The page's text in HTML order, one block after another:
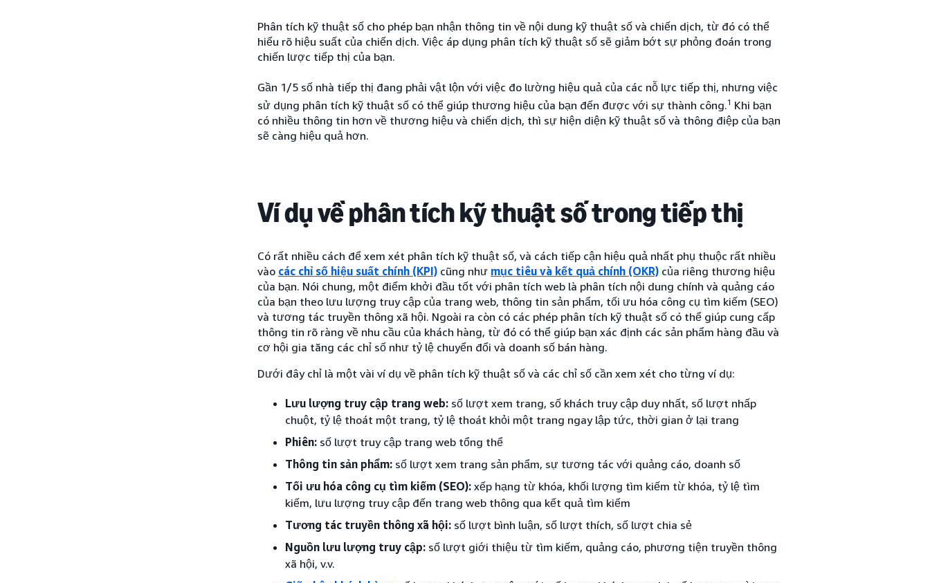
Phân tích kỹ thuật số cho phép bạn nhận thông tin về nội dung kỹ thuật số và chiến dịch, từ đó có thể
hiểu rõ hiệu suất của chiến dịch. Việc áp dụng phân tích kỹ thuật số sẽ giảm bớt sự phỏng đoán trong
chiến lược tiếp thị của bạn.
Gần 1/5 số nhà tiếp thị đang phải vật lộn với việc đo lường hiệu quả của các nỗ lực tiếp thị, nhưng việc
sử dụng phân tích kỹ thuật số có thể giúp thương hiệu của bạn đến được với sự thành công.1 Khi bạn
có nhiều thông tin hơn về thương hiệu và chiến dịch, thì sự hiện diện kỹ thuật số và thông điệp của bạn
sẽ càng hiệu quả hơn.
Ví dụ về phân tích kỹ thuật số trong tiếp thị
Có rất nhiều cách để xem xét phân tích kỹ thuật số, và cách tiếp cận hiệu quả nhất phụ thuộc rất nhiều
vào các chỉ số hiệu suất chính (KPI) cũng như mục tiêu và kết quả chính (OKR) của riêng thương hiệu
của bạn. Nói chung, một điểm khởi đầu tốt với phân tích web là phân tích nội dung chính và quảng cáo
của bạn theo lưu lượng truy cập của trang web, thông tin sản phẩm, tối ưu hóa công cụ tìm kiếm (SEO)
và tương tác truyền thông xã hội. Ngoài ra còn có các phép phân tích kỹ thuật số có thể giúp cung cấp
thông tin rõ ràng về nhu cầu của khách hàng, từ đó có thể giúp bạn xác định các sản phẩm hàng đầu và
cơ hội gia tăng các chỉ số như tỷ lệ chuyển đổi và doanh số bán hàng.
Dưới đây chỉ là một vài ví dụ về phân tích kỹ thuật số và các chỉ số cần xem xét cho từng ví dụ:
Lưu lượng truy cập trang web: số lượt xem trang, số khách truy cập duy nhất, số lượt nhấp
chuột, tỷ lệ thoát một trang, tỷ lệ thoát khỏi một trang ngay lập tức, thời gian ở lại trang
Phiên: số lượt truy cập trang web tổng thể
Thông tin sản phẩm: số lượt xem trang sản phẩm, sự tương tác với quảng cáo, doanh số
Tối ưu hóa công cụ tìm kiếm (SEO): xếp hạng từ khóa, khối lượng tìm kiếm từ khóa, tỷ lệ tìm
kiếm, lưu lượng truy cập đến trang web thông qua kết quả tìm kiếm
Tương tác truyền thông xã hội: số lượt bình luận, số lượt thích, số lượt chia sẻ
Nguồn lưu lượng truy cập: số lượt giới thiệu từ tìm kiếm, quảng cáo, phương tiện truyền thông
xã hội, v.v.